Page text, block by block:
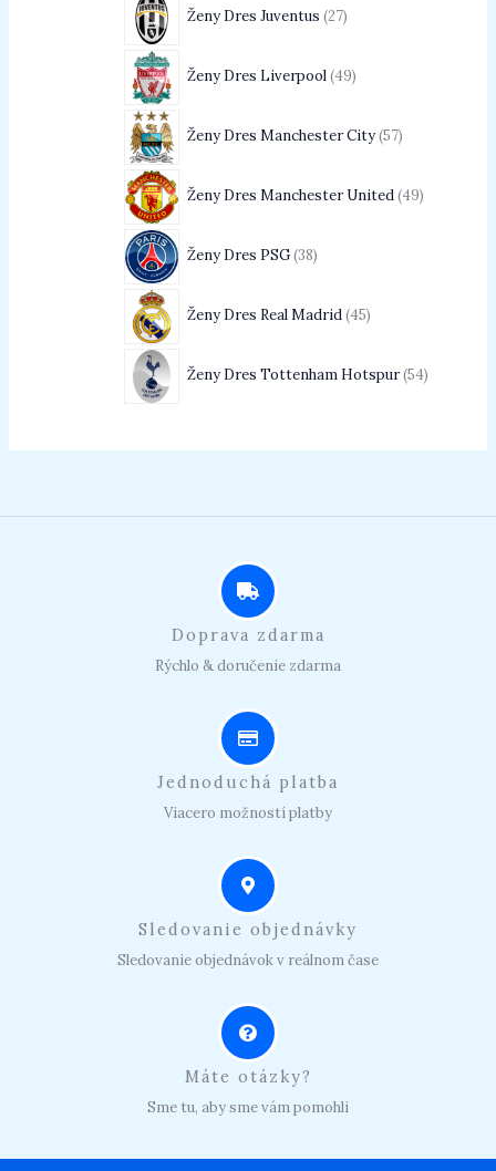
Ženy Dres Juventus 27
Ženy Dres Liverpool 49
Ženy Dres Manchester City 57
Ženy Dres Manchester United 49
Ženy Dres PSG 38
Ženy Dres Real Madrid 45
Ženy Dres Tottenham Hotspur 54
Doprava zdarma
Rýchlo & doručenie zdarma
Jednoduchá platba
Viacero možností platby
Sledovanie objednávky
Sledovanie objednávok v reálnom čase
Máte otázky?
Sme tu, aby sme vám pomohli